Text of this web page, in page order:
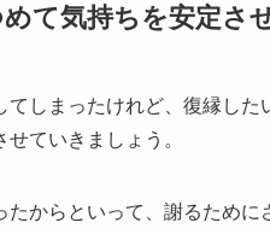
て気持ちを安定さ
てしまったけれど、復縁し
ていきましょう。
たからといって、謝るため